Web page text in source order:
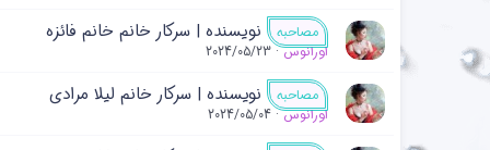
مصاحبه نویسنده | سرکار خانم خانم فائزه
اورانوس 2024/05/23
مصاحبه نويسنده | سرکار خانم لیلا مرادی
اورانوس 2024/05/04